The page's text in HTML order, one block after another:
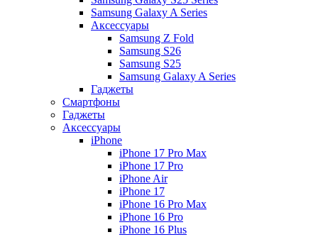
Samsung Galaxy A Series
Аксессуары
Samsung Z Fold
Samsung S26
Samsung S25
Samsung Galaxy A Series
Гаджеты
Смартфоны
Гаджеты
Аксессуары
iPhone
iPhone 17 Pro Max
iPhone 17 Pro
iPhone Air
iPhone 17
iPhone 16 Pro Max
iPhone 16 Pro
iPhone 16 Plus